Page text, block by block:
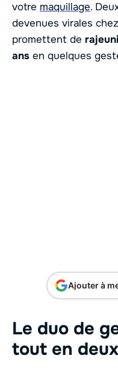
votre maquillage.
devenues virales
promettent de
ans en quelques
Ajouter à
Le duo de
tout en